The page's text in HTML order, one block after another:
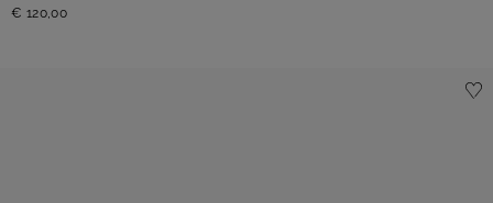
€ 120,00